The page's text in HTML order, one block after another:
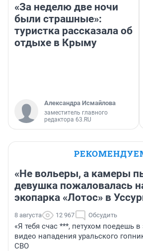
«За неделю две ночи
были страшные»:
туристка рассказала об
отдыхе в Крыму
Александра Исмайлова
заместитель главного
редактора 63.RU
«Не вольеры, а камеры
девушка пожаловалась
экопарка «Лотос» в
8 августа 12 967 Обсудить
«Я тебя счас ***, петухом поедешь
видео нападения уральского
СВО